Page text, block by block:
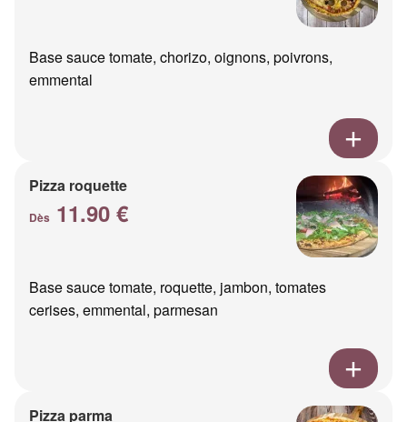
Base sauce tomate, chorizo, oignons, poivrons,
emmental
Pizza roquette
Dès 11.90 €
Base sauce tomate, roquette, jambon, tomates
cerises, emmental, parmesan
Pizza parma